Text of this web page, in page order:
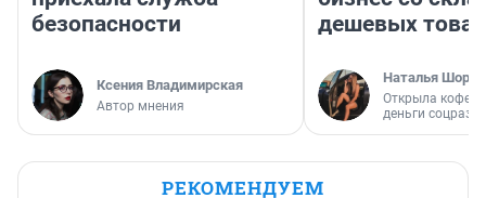
безопасности
Ксения Владимирская
Автор мнения
дешевых
Наталья
Открыла
деньги
РЕКОМЕНДУЕМ